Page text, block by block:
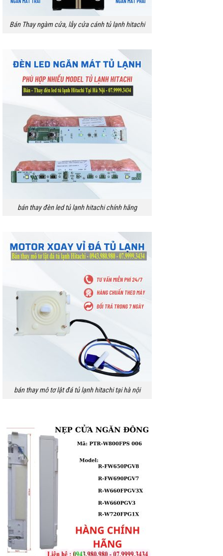
Bán Thay ngàm cửa, lẫy cửa cánh tủ lạnh hitachi
bán thay đèn led tủ lạnh hitachi chính hãng
bán thay mô tơ lật đá tủ lạnh hitachi tại hà nội